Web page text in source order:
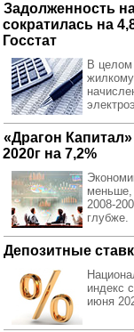
Задолженность
сократилась на
Госстат
В целом
«Драгон
2020г на 7,2%
меньше,
2008-
глубже.
Депозитные
индекс
июня